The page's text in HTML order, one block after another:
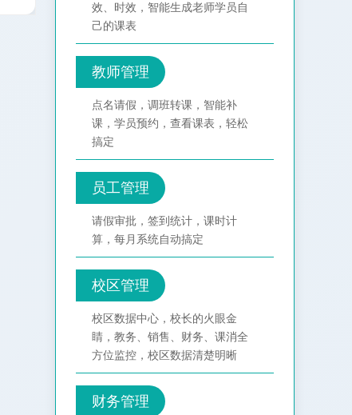
效、时效，智能生成老师学员自
己的课表
教师管理
点名请假，调班转课，智能补
课，学员预约，查看课表，轻松
搞定
员工管理
请假审批，签到统计，课时计
算，每月系统自动搞定
校区管理
校区数据中心，校长的火眼金
睛，教务、销售、财务、课消全
方位监控，校区数据清楚明晰
财务管理